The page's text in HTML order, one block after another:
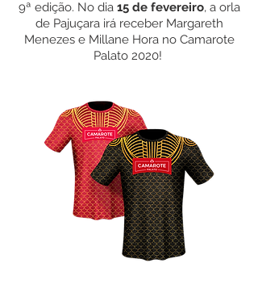
9ª edição. No dia 15 de fevereiro, a orla
de Pajuçara irá receber Margareth
Menezes e Millane Hora no Camarote
Palato 2020!